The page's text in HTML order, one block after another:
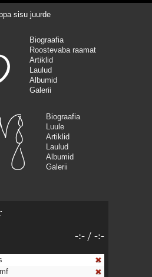
sisu juurde
Biograafia
Roostevaba raamat
Artiklid
Laulud
Albumid
Galerii
Biograafia
Luule
Artiklid
Laulud
Albumid
Galerii
-:- / -:-